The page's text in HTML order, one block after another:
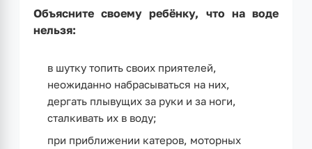
Объясните своему ребёнку, что на воде
нельзя:
в шутку топить своих приятелей,
неожиданно набрасываться на них,
дергать плывущих за руки и за ноги,
сталкивать их в воду;
при приближении катеров, моторных